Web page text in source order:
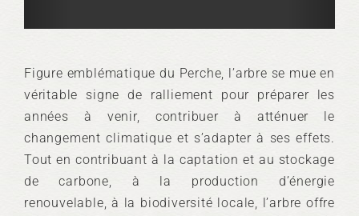
Figure emblématique du Perche, l’arbre se mue en
véritable signe de ralliement pour préparer les
années à venir, contribuer à atténuer le
changement climatique et s’adapter à ses effets.
Tout en contribuant à la captation et au stockage
de carbone, à la production d’énergie
renouvelable, à la biodiversité locale, l’arbre offre